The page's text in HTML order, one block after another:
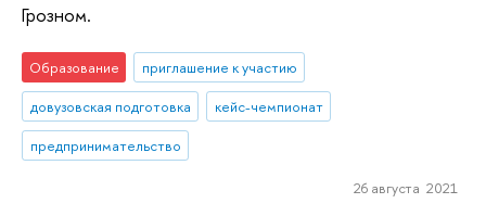
Грозном.
Образование
приглашение к участию
довузовская подготовка
кейс-чемпионат
предпринимательство
26 августа 2021